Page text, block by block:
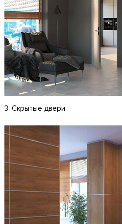
3. Скрытые двери